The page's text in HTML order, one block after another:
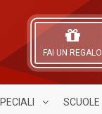
FAI UN REGALO
SCUOLE